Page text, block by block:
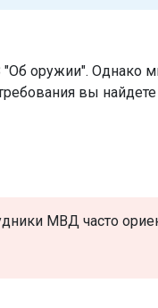
оружии". Однако
вы найдете
МВД часто